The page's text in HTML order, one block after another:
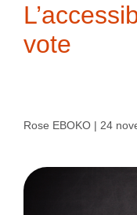
vote
Rose EBOKO | 24